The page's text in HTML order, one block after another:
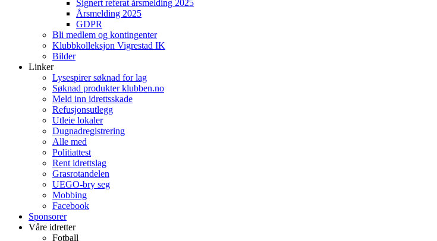
Signert referat årsmelding 2025
Årsmelding 2025
GDPR
Bli medlem og kontingenter
Klubbkolleksjon Vigrestad IK
Bilder
Linker
Lysespirer søknad for lag
Søknad produkter klubben.no
Meld inn idrettsskade
Refusjonsutlegg
Utleie lokaler
Dugnadregistrering
Alle med
Politiattest
Rent idrettslag
Grasrotandelen
UEGO-bry seg
Mobbing
Facebook
Sponsorer
Våre idretter
Fotball